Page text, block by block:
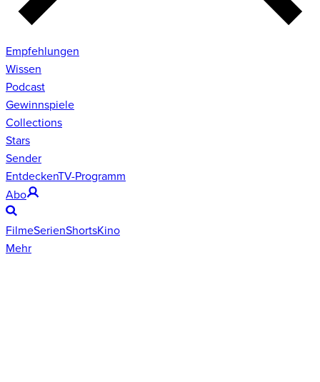
Empfehlungen
Wissen
Podcast
Gewinnspiele
Collections
Stars
Sender
EntdeckenTV-Programm
Abo
FilmeSerienShortsKino
Mehr